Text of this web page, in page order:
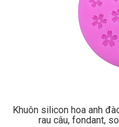
Khuôn silicon hoa anh
rau câu, fondant,